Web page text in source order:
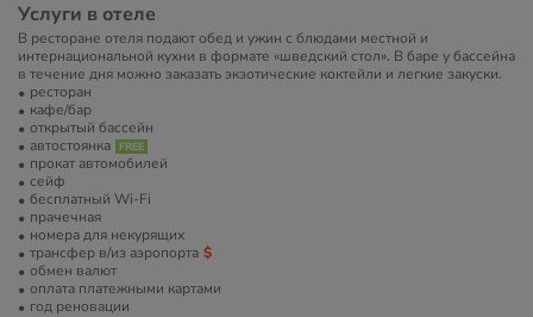
Услуги в отеле
В ресторане отеля подают обед и ужин с блюдами местной и
интернациональной кухни в формате «шведский стол». В баре у бассейна
в течение дня можно заказать экзотические коктейли и легкие закуски.
ресторан
кафе/бар
открытый бассейн
автостоянка
прокат автомобилей
сейф
бесплатный Wi-Fi
прачечная
номера для некурящих
трансфер в/из аэропорта
обмен валют
оплата платежными картами
год реновации